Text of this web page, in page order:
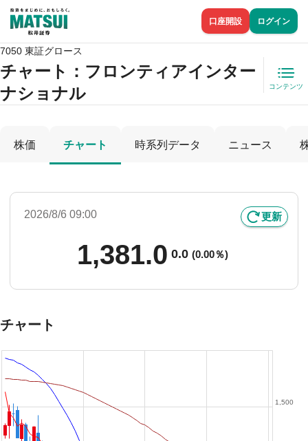
口座開設 ログイン
7050 東証グロース
チャート： フロンティアインター
ナショナル
コンテンツ
株価 チャート 時系列データ ニュース
2026/8/6 09:00 更新
1,381.0 0.0 (0.00％)
チャート
1,500